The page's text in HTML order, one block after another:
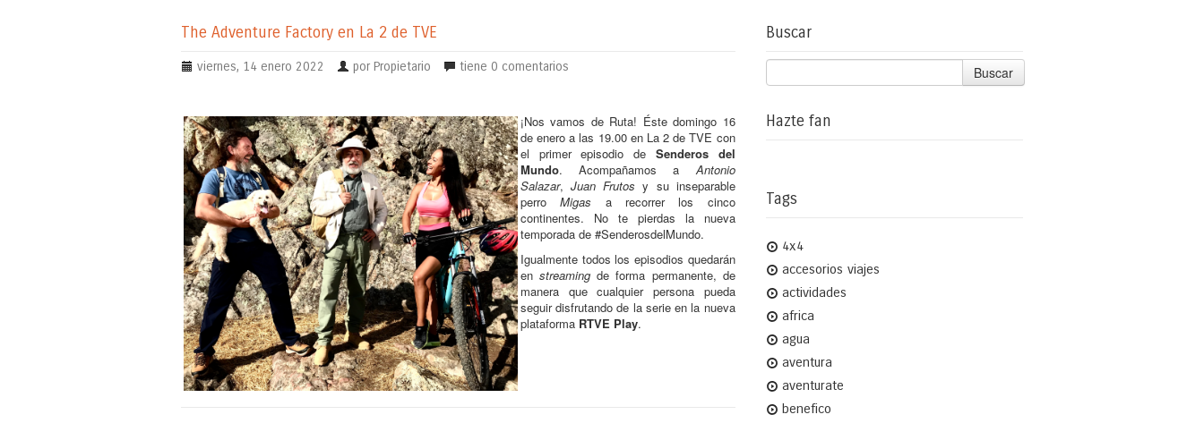
The Adventure Factory en La 2 de TVE
viernes, 14 enero 2022 por Propietario tiene 0 comentarios
¡Nos vamos de Ruta! Éste domingo 16
de enero a las 19.00 en La 2 de TVE con
el primer episodio de Senderos del
Mundo. Acompañamos aAntonio
Salazar,Juan Frutos y su inseparable
perroMigas a recorrer los cinco
continentes. No te pierdas la nueva
temporada de #SenderosdelMundo.
Igualmente todos los episodios quedarán
enstreaming de forma permanente, de
manera que cualquier persona pueda
seguir disfrutando de la serie en la nueva
plataforma RTVE Play.
Buscar
Buscar
Hazte fan
Tags
4x4
accesorios viajes
actividades
africa
agua
aventura
aventurate
benefico